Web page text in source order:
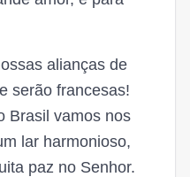
alianças de
serão francesas!
Brasil vamos nos
lar harmonioso,
paz no Senhor.